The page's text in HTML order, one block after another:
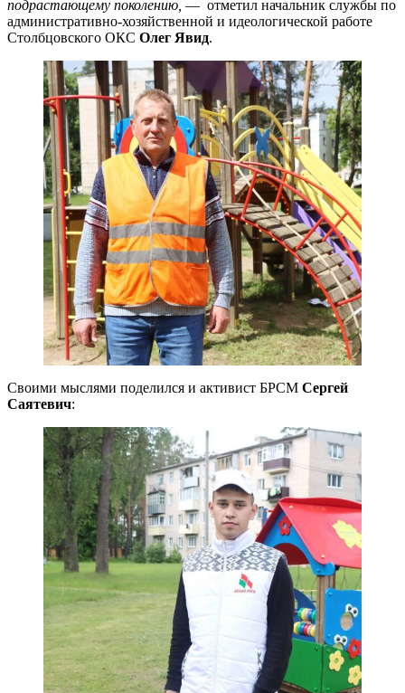
подрастающему поколению, — отметил начальник службы по
административно-хозяйственной и идеологической работе
Столбцовского ОКС Олег Явид.
Своими мыслями поделился и активист БРСМ Сергей
Саятевич: